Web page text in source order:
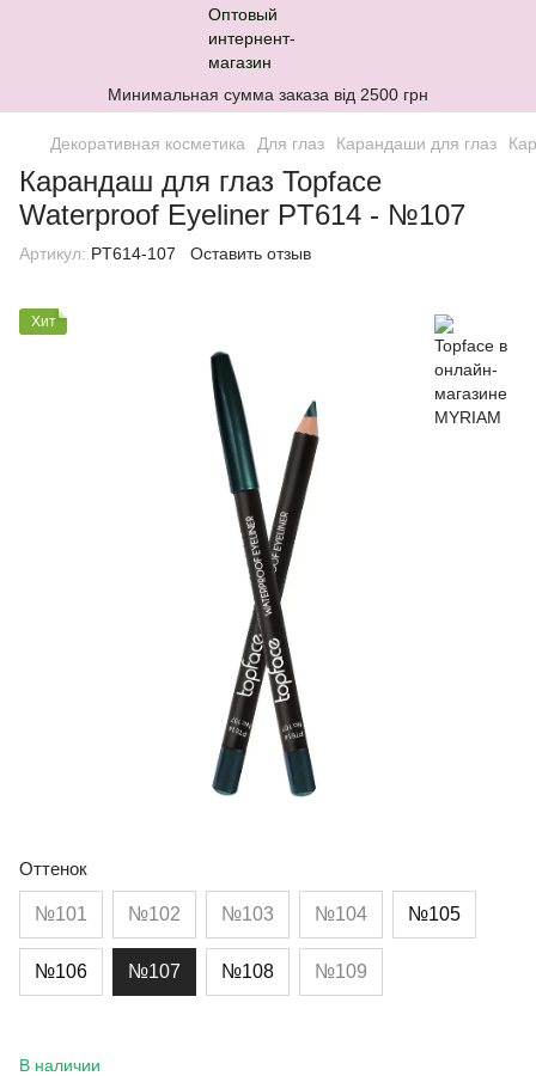
Минимальная сумма заказа від 2500 грн
Декоративная косметика Для глаз Карандаши для глаз
Карандаш для глаз Topface
Waterproof Eyeliner PT614 - №107
Артикул: PT614-107 Оставить отзыв
Хит
Оттенок
№101 №102 №103 №104 №105
№106 №107 №108 №109
В наличии